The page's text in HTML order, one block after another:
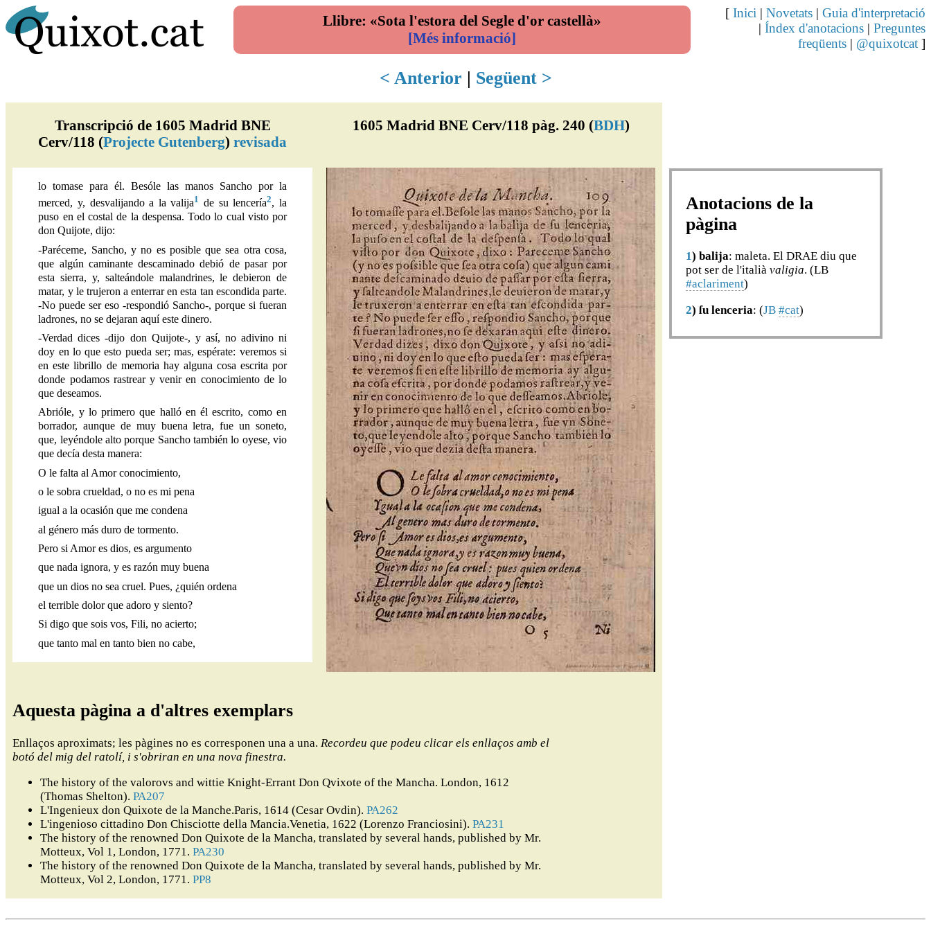
Llibre: «Sota l'estora del Segle d'or castellà»
[Més informació]
[ Inici | Novetats | Guia d'interpretació
| Índex d'anotacions | Preguntes
freqüents | @quixotcat ]
< Anterior | Següent >
Transcripció de 1605 Madrid BNE
Cerv/118 (Projecte Gutenberg)revisada
lo tomase para él. Besóle las manos Sancho por la
merced, y, desvalijando a la valija1 de su lencería2, la
puso en el costal de la despensa. Todo lo cual visto por
don Quijote, dijo:
-Paréceme, Sancho, y no es posible que sea otra cosa,
que algún caminante descaminado debió de pasar por
esta sierra, y, salteándole malandrines, le debieron de
matar, y le trujeron a enterrar en esta tan escondida parte.
-No puede ser eso -respondió Sancho-, porque si fueran
ladrones, no se dejaran aquí este dinero.
-Verdad dices -dijo don Quijote-, y así, no adivino ni
doy en lo que esto pueda ser; mas, espérate: veremos si
en este librillo de memoria hay alguna cosa escrita por
donde podamos rastrear y venir en conocimiento de lo
que deseamos.
Abrióle, y lo primero que halló en él escrito, como en
borrador, aunque de muy buena letra, fue un soneto,
que, leyéndole alto porque Sancho también lo oyese, vio
que decía desta manera:
O le falta al Amor conocimiento,
o le sobra crueldad, o no es mi pena
igual a la ocasión que me condena
al género más duro de tormento.
Pero si Amor es dios, es argumento
que nada ignora, y es razón muy buena
que un dios no sea cruel. Pues, ¿quién ordena
el terrible dolor que adoro y siento?
Si digo que sois vos, Fili, no acierto;
que tanto mal en tanto bien no cabe,
1605 Madrid BNE Cerv/118 pàg. 240 (BDH)
Aquesta pàgina a d'altres exemplars
Enllaços aproximats; les pàgines no es corresponen una a una. Recordeu que podeu clicar els enllaços amb el
botó del mig del ratolí, i s'obriran en una nova finestra.
The history of the valorovs and wittie Knight-Errant Don Qvixote of the Mancha. London, 1612
(Thomas Shelton). PA207
L'Ingenieux don Quixote de la Manche.Paris, 1614 (Cesar Ovdin). PA262
L'ingenioso cittadino Don Chisciotte della Mancia.Venetia, 1622 (Lorenzo Franciosini). PA231
The history of the renowned Don Quixote de la Mancha, translated by several hands, published by Mr.
Motteux, Vol 1, London, 1771. PA230
The history of the renowned Don Quixote de la Mancha, translated by several hands, published by Mr.
Motteux, Vol 2, London, 1771. PP8
Anotacions de la
pàgina
1) balija: maleta. El DRAE diu que
pot ser de l'italiàvaligia. (LB
#aclariment)
2) ſu lenceria: (JB #cat)